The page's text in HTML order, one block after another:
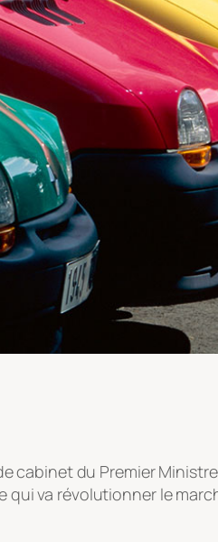
cabinet du Premier
va révolutionner le